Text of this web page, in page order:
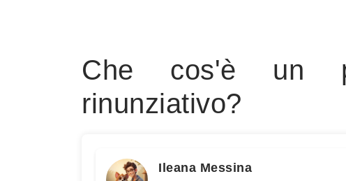
Che cos'è un
rinunziativo?
Ileana Messina